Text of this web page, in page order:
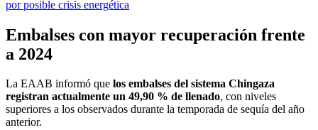
por posible crisis energética
Embalses con mayor recuperación frente
a 2024
La EAAB informó que los embalses del sistema Chingaza
registran actualmente un 49,90 % de llenado, con niveles
superiores a los observados durante la temporada de sequía del año
anterior.